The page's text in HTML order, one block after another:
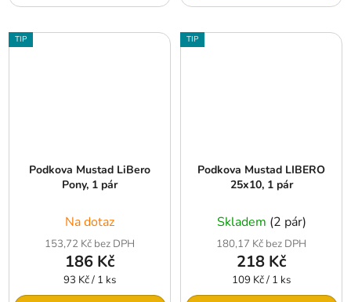
TIP
Podkova Mustad LiBero
Pony, 1 pár
Na dotaz
153,72 Kč bez DPH
186 Kč
Měrná
cena:
93 Kč / 1 ks
TIP
Podkova Mustad LIBERO
25x10, 1 pár
Skladem (2 pár)
180,17 Kč bez DPH
218 Kč
Měrná
cena:
109 Kč / 1 ks